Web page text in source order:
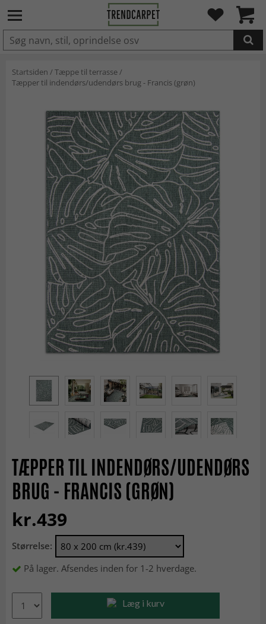
LAGT I INDKØBSKURVEN.
Startsiden /Tæppe til terrasse/
Tæpper til indendørs/udendørs brug - Francis (grøn)
TÆPPER TIL INDENDØRS/UDENDØRS
BRUG - FRANCIS (GRØN)
kr.439
Størrelse:
På lager. Afsendes inden for 1-2 hverdage.
Læg i kurv